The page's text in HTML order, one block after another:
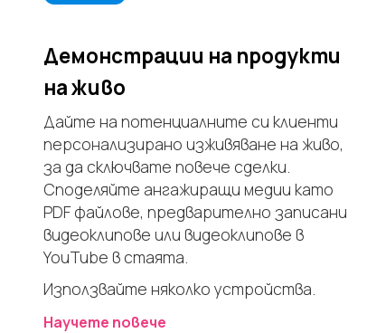
Демонстрации на продукти
на живо
Дайте на потенциалните си клиенти
персонализирано изживяване на живо,
за да сключвате повече сделки.
Споделяйте ангажиращи медии като
PDF файлове, предварително записани
видеоклипове или видеоклипове в
YouTube в стаята.
Използвайте няколко устройства.
Научете повече